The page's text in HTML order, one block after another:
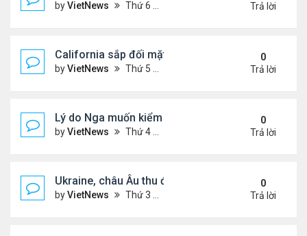
byVietNews Thứ 6 Tháng 8 22, 2025 3:47 pm
Trả lời
California sắp đối mặt đợt nắng nóng hơn 43 độ C
byVietNews Thứ 5 Tháng 8 21, 2025 4:58 pm
0
Trả lời
Lý do Nga muốn kiểm soát toàn bộ vùng Donbass
byVietNews Thứ 4 Tháng 8 20, 2025 4:44 pm
0
Trả lời
Ukraine, châu Âu thu được gì từ cuộc họp với
byVietNews Thứ 3 Tháng 8 19, 2025 4:34 pm
0
Trả lời